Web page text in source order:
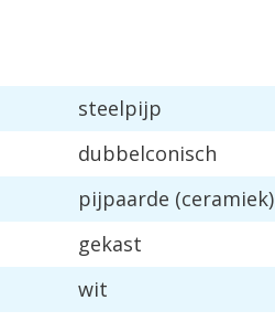
steelpijp
dubbelconisch
pijpaarde (ceramiek)
gekast
wit